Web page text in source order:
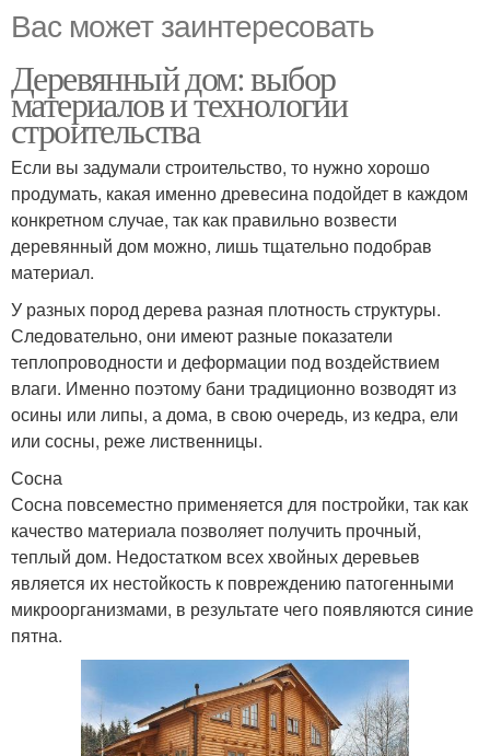
Вас может заинтересовать
Деревянный дом: выбор
материалов и технологии
строительства
Если вы задумали строительство, то нужно хорошо
продумать, какая именно древесина подойдет в каждом
конкретном случае, так как правильно возвести
деревянный дом можно, лишь тщательно подобрав
материал.
У разных пород дерева разная плотность структуры.
Следовательно, они имеют разные показатели
теплопроводности и деформации под воздействием
влаги. Именно поэтому бани традиционно возводят из
осины или липы, а дома, в свою очередь, из кедра, ели
или сосны, реже лиственницы.
Сосна
Сосна повсеместно применяется для постройки, так как
качество материала позволяет получить прочный,
теплый дом. Недостатком всех хвойных деревьев
является их нестойкость к повреждению патогенными
микроорганизмами, в результате чего появляются синие
пятна.